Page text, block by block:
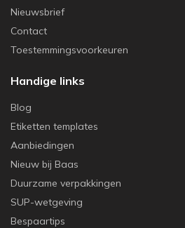
Nieuwsbrief
Contact
Toestemmingsvoorkeuren
Handige links
Blog
Etiketten templates
Aanbiedingen
Nieuw bij Baas
Duurzame verpakkingen
SUP-wetgeving
Bespaartips